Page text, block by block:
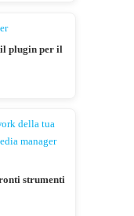
il plugin per il
strumenti